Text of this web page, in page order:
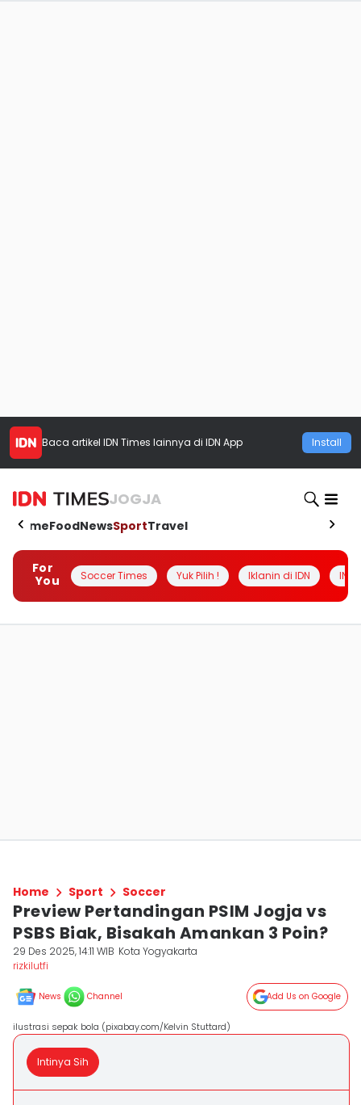
Baca artikel IDN Times lainnya di IDN App Install
JOGJA
HomeFoodNewsSportTravel
For
You
Soccer Times Yuk Pilih ! Iklanin di IDN
Home Sport Soccer
Preview Pertandingan PSIM Jogja vs
PSBS Biak, Bisakah Amankan 3 Poin?
29 Des 2025, 14:11 WIB Kota Yogyakarta
rizkilutfi
News Channel Add Us on Google
ilustrasi sepak bola (pixabay.com/Kelvin Stuttard)
Intinya Sih